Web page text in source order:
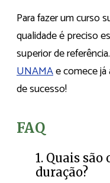
Para fazer um curso
qualidade é preciso
superior de referência.
UNAMAe comece
de sucesso!
FAQ
1. Quais são
duração?